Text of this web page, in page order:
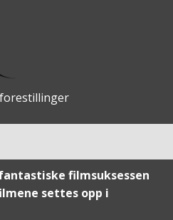
filmsuksessen
settes opp i